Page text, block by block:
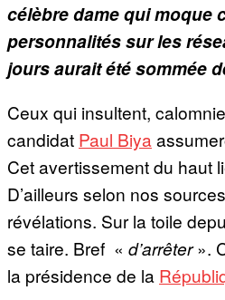
célèbre dame qui moque
personnalités sur les
jours aurait été sommée
Ceux qui insultent,
candidat Paul Biya
Cet avertissement du haut
D’ailleurs selon nos
révélations. Sur la toile
se taire. Bref « d’arrêter».
la présidence de la